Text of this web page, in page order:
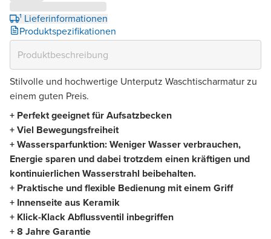
¹ Lieferinformationen
Produktspezifikationen
Stilvolle und hochwertige Unterputz Waschtischarmatur zu
einem guten Preis.
+ Perfekt geeignet für Aufsatzbecken
+ Viel Bewegungsfreiheit
+ Wassersparfunktion: Weniger Wasser verbrauchen,
Energie sparen und dabei trotzdem einen kräftigen und
kontinuierlichen Wasserstrahl beibehalten.
+ Praktische und flexible Bedienung mit einem Griff
+ Innenseite aus Keramik
+ Klick-Klack Abflussventil inbegriffen
+ 8 Jahre Garantie